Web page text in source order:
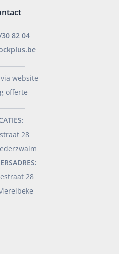
82 04
website
offerte
28
28